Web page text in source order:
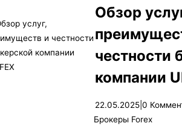
Обзор
честности
компании
22.05.2025 |0
Брокеры Forex